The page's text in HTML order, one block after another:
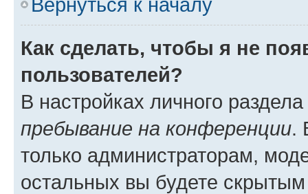
Как сделать, чтобы я не
пользователей?
В настройках личного
пребывание на конференции.
только администраторам,
остальных вы будете